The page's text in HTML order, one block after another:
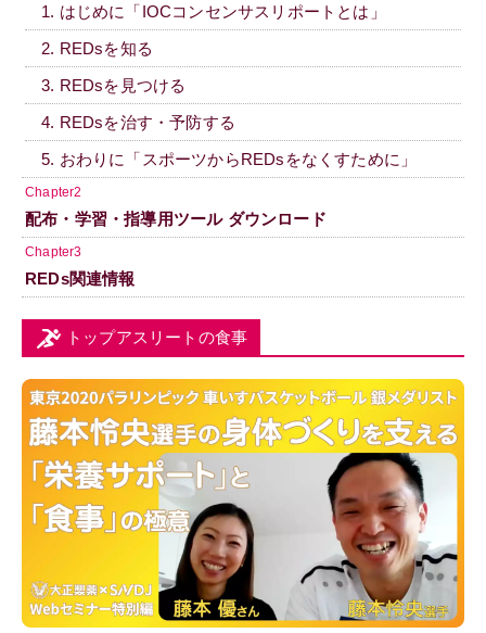
1. はじめに「IOCコンセンサスリポートとは」
2. REDsを知る
3. REDsを見つける
4. REDsを治す・予防する
5. おわりに「スポーツからREDsをなくすために」
Chapter2
配布・学習・指導用ツール ダウンロード
Chapter3
REDs関連情報
トップアスリートの食事